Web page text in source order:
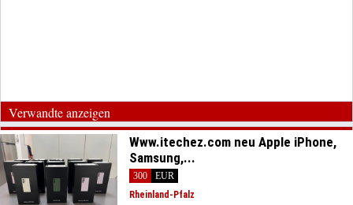
Verwandte anzeigen
Www.itechez.com neu Apple iPhone,
Samsung,...
300
EUR
Rheinland-Pfalz